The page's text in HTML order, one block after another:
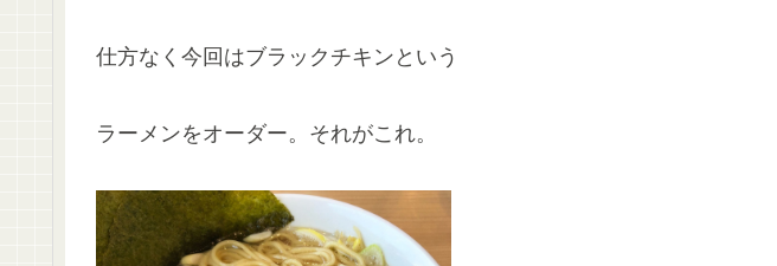
仕方なく今回はブラックチキンという
ラーメンをオーダー。それがこれ。